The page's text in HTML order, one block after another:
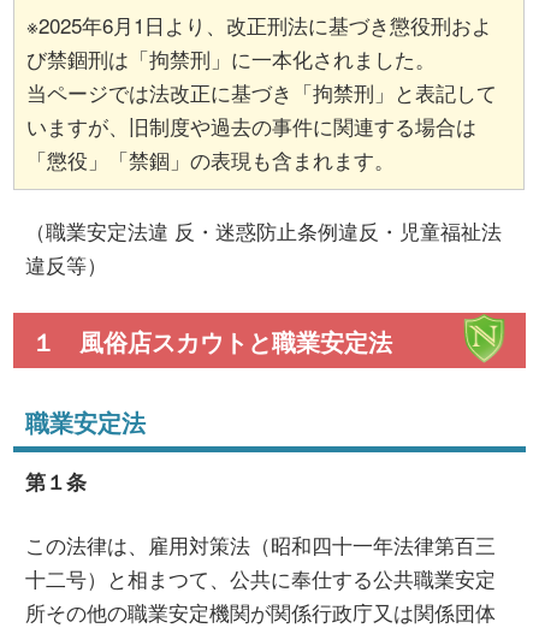
※2025年6月1日より、改正刑法に基づき懲役刑およ
び禁錮刑は「拘禁刑」に一本化されました。
当ページでは法改正に基づき「拘禁刑」と表記して
いますが、旧制度や過去の事件に関連する場合は
「懲役」「禁錮」の表現も含まれます。
（職業安定法違 反・迷惑防止条例違反・児童福祉法
違反等）
１ 風俗店スカウトと職業安定法
職業安定法
第１条
この法律は、雇用対策法（昭和四十一年法律第百三
十二号）と相まつて、公共に奉仕する公共職業安定
所その他の職業安定機関が関係行政庁又は関係団体